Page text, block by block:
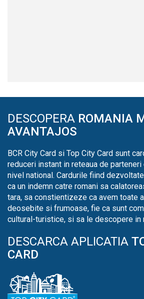
DESCOPERA ROMANIA
AVANTAJOS
BCR City Card si Top City Card sunt
reduceri instant in reteaua de
nivel national. Cardurile fiind
ca un indemn catre romani sa
tara, sa constientizeze ca avem toate
deosebite si frumoase, fie ca sunt
cultural-turistice, si sa le descopere in
DESCARCA APLICATIA
CARD